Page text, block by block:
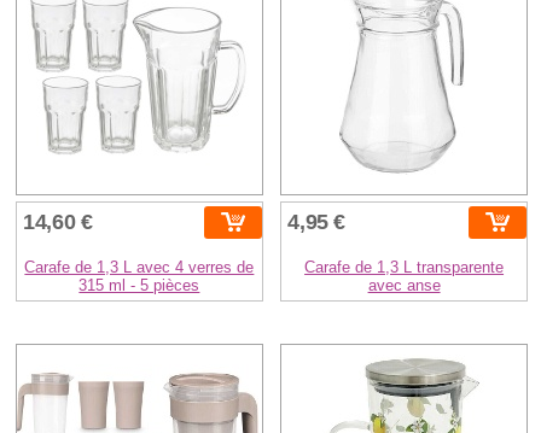
14,60 €
Carafe de 1,3 L avec 4 verres de
315 ml - 5 pièces
4,95 €
Carafe de 1,3 L transparente
avec anse